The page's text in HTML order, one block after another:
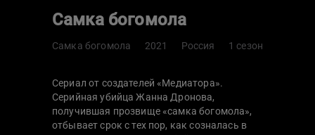
Самка богомола
Самка богомола 2021 Россия 1 сезон
Сериал от создателей «Медиатора».
Серийная убийца Жанна Дронова,
получившая прозвище «самка богомола»,
отбывает срок с тех пор, как созналась в